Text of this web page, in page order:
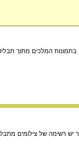
משנת 1305 לפנה"ס ועד שנת 628 לפנה"ס. המידע מלווה בתמונות
רשימה של צילומים